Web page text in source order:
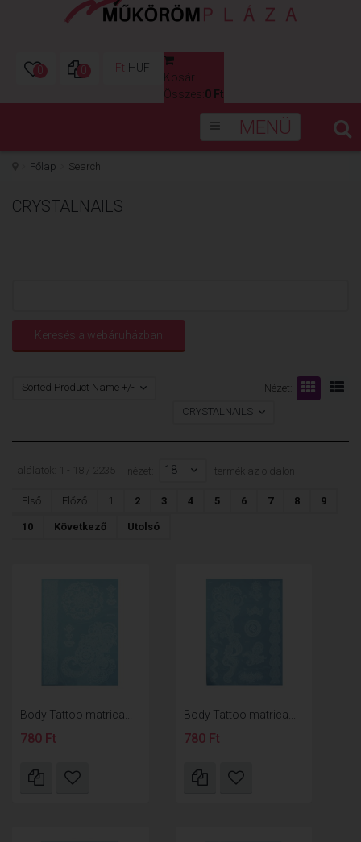
0 0 Ft HUF
Kosár
Összes: 0 Ft
MENÜ
Főlap Search
CRYSTALNAILS
Nézet:
Sorted Product Name +/-
CRYSTALNAILS
Találatok: 1 - 18 / 2235 nézet: 18 termék az oldalon
Első Előző 1 2 3 4 5 6 7 8 9
10 Következő Utolsó
Body Tattoo matrica...
780 Ft
Body Tattoo matrica...
780 Ft